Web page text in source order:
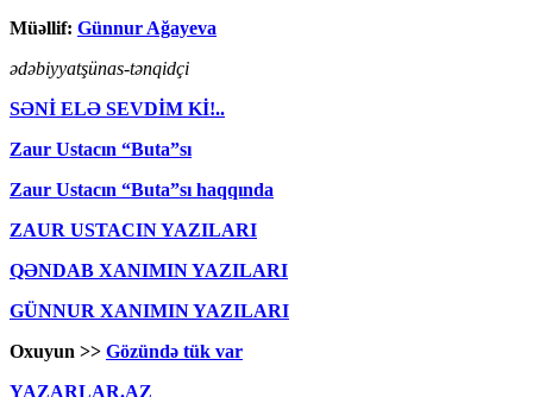
Müəllif: Günnur Ağayeva
ədəbiyyatşünas-tənqidçi
SƏNİ ELƏ SEVDİM Kİ!..
Zaur Ustacın “Buta”sı
Zaur Ustacın “Buta”sı haqqında
ZAUR USTACIN YAZILARI
QƏNDAB XANIMIN YAZILARI
GÜNNUR XANIMIN YAZILARI
Oxuyun >> Gözündə tük var
YAZARLAR.AZ